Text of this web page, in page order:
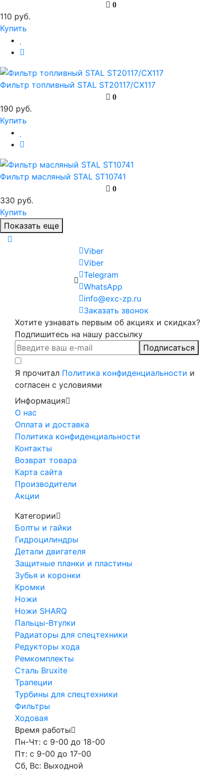
0
110 руб.
Купить
Фильтр топливный STAL ST20117/CX117
0
190 руб.
Купить
Фильтр масляный STAL ST10741
0
330 руб.
Купить
Показать еще
Viber
Viber
Telegram
WhatsApp
info@exc-zp.ru
Заказать звонок
Хотите узнавать первым об акциях и скидках?
Подпишитесь на нашу рассылку
Подписаться
Я прочитал Политика конфиденциальности и
согласен с условиями
Информация
О нас
Оплата и доставка
Политика конфиденциальности
Контакты
Возврат товара
Карта сайта
Производители
Акции
Категории
Болты и гайки
Гидроцилиндры
Детали двигателя
Защитные планки и пластины
Зубья и коронки
Кромки
Ножи
Ножи SHARQ
Пальцы-Втулки
Радиаторы для спецтехники
Редукторы хода
Ремкомплекты
Сталь Bruxite
Трапеции
Турбины для спецтехники
Фильтры
Ходовая
Время работы
Пн-Чт: с 9-00 до 18-00
Пт: с 9-00 до 17-00
Сб, Вс: Выходной